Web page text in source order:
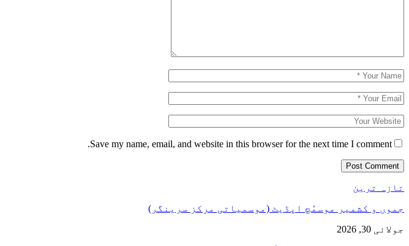
Save my name, email, and website in this browser for the next time I comment.
تازہ ترین
جموں و کشمیر موسمُچ اپڈیٹ (موسمیاتی مرکز سرینگر)
جولائی 30, 2026